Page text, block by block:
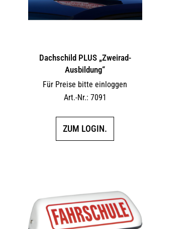
Dachschild PLUS „Zweirad-
Ausbildung“
Für Preise bitte einloggen
Art.-Nr.: 7091
ZUM LOGIN.